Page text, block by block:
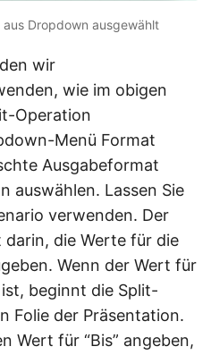
Dropdown ausgewählt
wir
wie im obigen
Operation
Menü Format
Ausgabeformat
auswählen. Lassen Sie
verwenden. Der
die Werte für die
Wenn der Wert für
beginnt die Split-
Folie der Präsentation.
Wert für “Bis” angeben,